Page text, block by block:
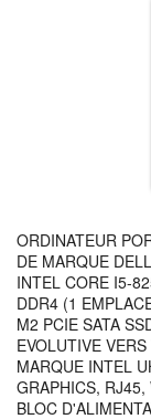
ORDINATEUR
DE MARQUE
INTEL CORE I5-
DDR4 (1
M2 PCIE SATA
EVOLUTIVE
MARQUE INTEL
GRAPHICS, RJ45,
BLOC